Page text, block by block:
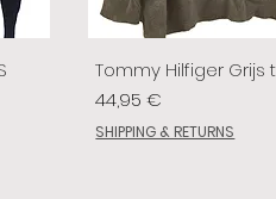
Tommy Hilfiger Grijs
Prix
44,95 €
SHIPPING & RETURNS